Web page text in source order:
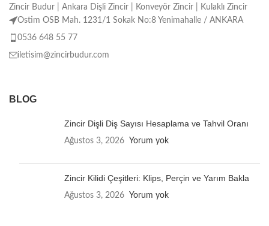
Zincir Budur | Ankara Dişli Zincir | Konveyör Zincir | Kulaklı Zincir
Ostim OSB Mah. 1231/1 Sokak No:8 Yenimahalle / ANKARA
0536 648 55 77
iletisim@zincirbudur.com
BLOG
Zincir Dişli Diş Sayısı Hesaplama ve Tahvil Oranı
Ağustos 3, 2026 Yorum yok
Zincir Kilidi Çeşitleri: Klips, Perçin ve Yarım Bakla
Ağustos 3, 2026 Yorum yok